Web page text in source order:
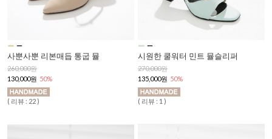
사뿐사뿐 리본매듭 통굽 뮬
260,000원
130,000원 50%
( 리뷰 : 22 )
시원한 쿨워터 민트 뮬슬리퍼
270,000원
135,000원 50%
( 리뷰 : 1 )